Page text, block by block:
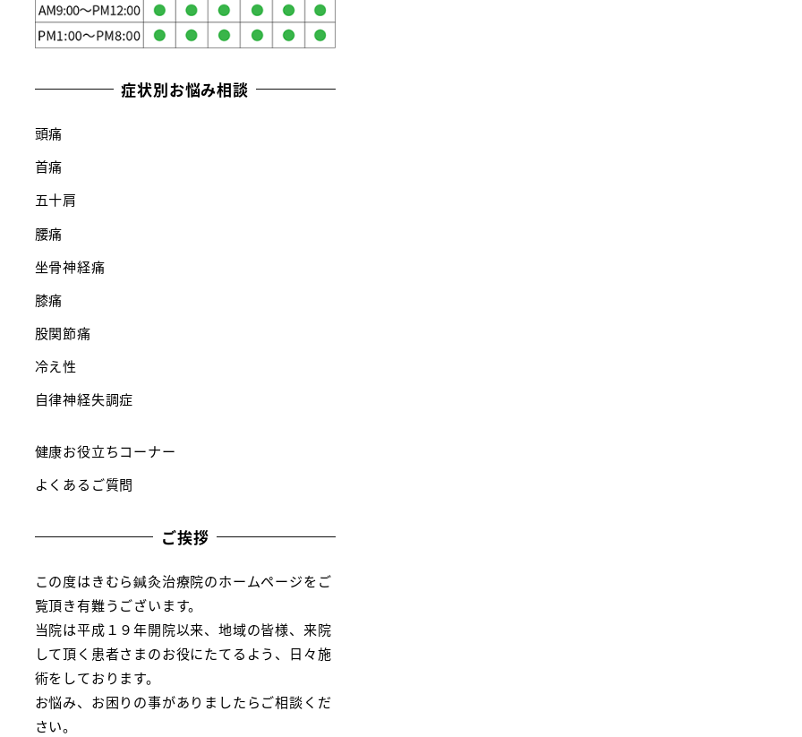
症状別お悩み相談
頭痛
首痛
五十肩
腰痛
坐骨神経痛
膝痛
股関節痛
冷え性
自律神経失調症
健康お役立ちコーナー
よくあるご質問
ご挨拶
この度はきむら鍼灸治療院のホームページをご
覧頂き有難うございます。
当院は平成１９年開院以来、地域の皆様、来院
して頂く患者さまのお役にたてるよう、日々施
術をしております。
お悩み、お困りの事がありましたらご相談くだ
さい。